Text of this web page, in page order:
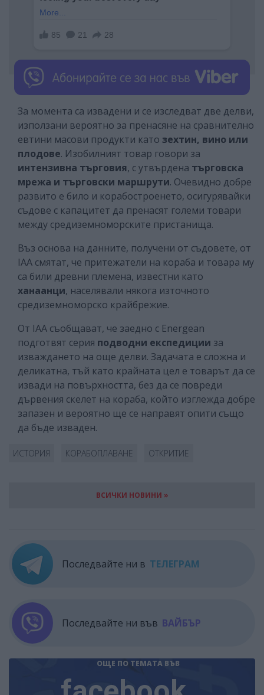
За момента са извадени и се изследват две делви,
използани вероятно за пренасяне на сравнително
евтини масови продукти като зехтин, вино или
плодове. Изобилният товар говори за
интензивна търговия, с утвърдена търговска
мрежа и търговски маршрути. Очевидно добре
развито е било и корабостроенето, осигурявайки
съдове с капацитет да пренасят големи товари
между средиземноморските пристанища.
Въз основа на данните, получени от съдовете, от
IAA смятат, че притежатели на кораба и товара му
са били древни племена, известни като
ханаанци, населявали някога източното
средиземноморско крайбрежие.
От IAA съобщават, че заедно с Energean
подготвят серия подводни експедиции за
изваждането на още делви. Задачата е сложна и
деликатна, тъй като крайната цел е товарът да се
извади на повърхността, без да се повреди
дървения скелет на кораба, който изглежда добре
запазен и вероятно ще се направят опити също
да бъде изваден.
ИСТОРИЯ КОРАБОПЛАВАНЕ ОТКРИТИЕ
ВСИЧКИ НОВИНИ »
Последвайте ни в ТЕЛЕГРАМ
Последвайте ни във ВАЙБЪР
ОЩЕ ПО ТЕМАТА ВЪВ